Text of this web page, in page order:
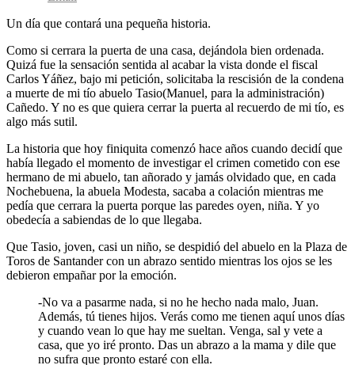
Un día que contará una pequeña historia.
Como si cerrara la puerta de una casa, dejándola bien ordenada.
Quizá fue la sensación sentida al acabar la vista donde el fiscal
Carlos Yáñez, bajo mi petición, solicitaba la rescisión de la condena
a muerte de mi tío abuelo Tasio(Manuel, para la administración)
Cañedo. Y no es que quiera cerrar la puerta al recuerdo de mi tío, es
algo más sutil.
La historia que hoy finiquita comenzó hace años cuando decidí que
había llegado el momento de investigar el crimen cometido con ese
hermano de mi abuelo, tan añorado y jamás olvidado que, en cada
Nochebuena, la abuela Modesta, sacaba a colación mientras me
pedía que cerrara la puerta porque las paredes oyen, niña. Y yo
obedecía a sabiendas de lo que llegaba.
Que Tasio, joven, casi un niño, se despidió del abuelo en la Plaza de
Toros de Santander con un abrazo sentido mientras los ojos se les
debieron empañar por la emoción.
-No va a pasarme nada, si no he hecho nada malo, Juan.
Además, tú tienes hijos. Verás como me tienen aquí unos días
y cuando vean lo que hay me sueltan. Venga, sal y vete a
casa, que yo iré pronto. Das un abrazo a la mama y dile que
no sufra que pronto estaré con ella.